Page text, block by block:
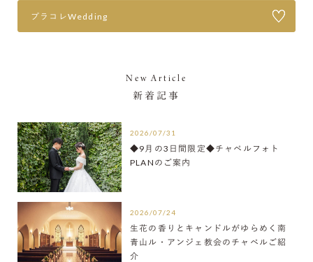
プラコレWedding
New Article
新着記事
2026/07/31
◆9月の3日間限定◆チャペルフォト
PLANのご案内
2026/07/24
生花の香りとキャンドルがゆらめく南
青山ル・アンジェ教会のチャペルご紹
介